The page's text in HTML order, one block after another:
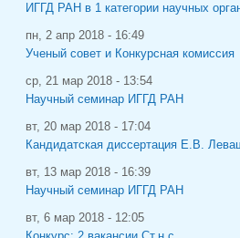
ИГГД РАН в 1 категории научных
пн, 2 апр 2018 - 16:49
Ученый совет и Конкурсная комиссия
ср, 21 мар 2018 - 13:54
Научный семинар ИГГД РАН
вт, 20 мар 2018 - 17:04
Кандидатская диссертация Е.В.
вт, 13 мар 2018 - 16:39
Научный семинар ИГГД РАН
вт, 6 мар 2018 - 12:05